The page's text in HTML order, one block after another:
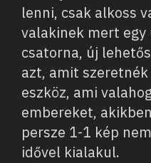
lenni, csak alkoss
valakinek mert
csatorna, új
azt, amit
eszköz, ami
embereket,
persze 1-1 kép
idővel kialakul.